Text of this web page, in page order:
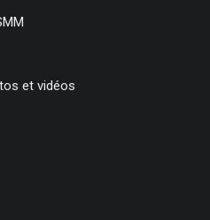
et vidéos